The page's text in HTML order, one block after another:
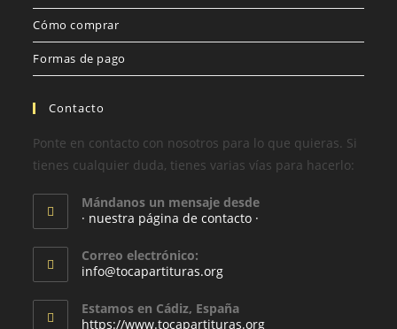
Cómo comprar
Formas de pago
Contacto
Ponte en contacto con nosotros para lo que quieras. Si
tienes cualquier duda, tienes varias vías para hacerlo:
Mándanos un mensaje desde
· nuestra página de contacto ·
Correo electrónico:
info@tocapartituras.org
Estamos en Cádiz, España
https://www.tocapartituras.org